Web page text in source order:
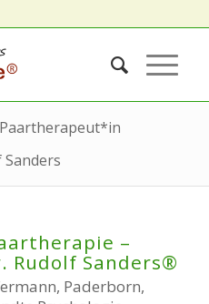
–
Rudolf Sanders®
Paderborn,